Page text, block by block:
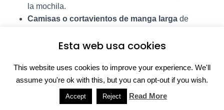
la mochila.
Camisas o cortavientos de manga larga de
cómo se sientan más cómodos, yo estuve todos los
siempre con mucho repelente.
Pantalones largos y cortoso shorts.
Ropa de baño, gorra o sombrero, sobre todo para
los días soleados.
Esta web usa cookies
This website uses cookies to improve your experience. We'll
assume you're ok with this, but you can opt-out if you wish.
Accept Reject Read More